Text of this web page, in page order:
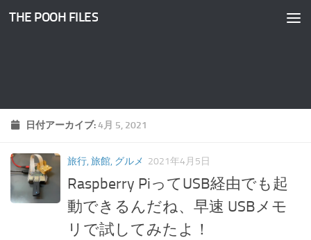
コンテンツへスキップ
THE POOH FILES
日付アーカイブ:4月 5, 2021
旅行, 旅館, グルメ 2021年4月5日
Raspberry PiってUSB経由でも起
動できるんだね、早速 USBメモ
リで試してみたよ！